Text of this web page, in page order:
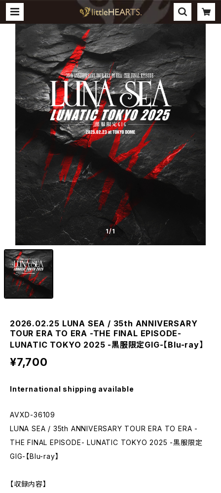
1/1
2026.02.25 LUNA SEA / 35th ANNIVERSARY
TOUR ERA TO ERA -THE FINAL EPISODE-
LUNATIC TOKYO 2025 -黒服限定GIG-【Blu-ray】
¥7,700
International shipping available
AVXD-36109
LUNA SEA / 35th ANNIVERSARY TOUR ERA TO ERA -
THE FINAL EPISODE- LUNATIC TOKYO 2025 -黒服限定
GIG-【Blu-ray】
【収録内容】